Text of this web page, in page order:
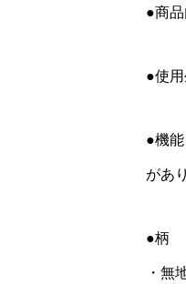
●商
●使
●機
があ
●柄
・無